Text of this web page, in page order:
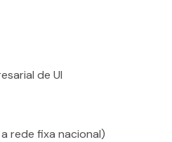
de Ul
rede fixa nacional)